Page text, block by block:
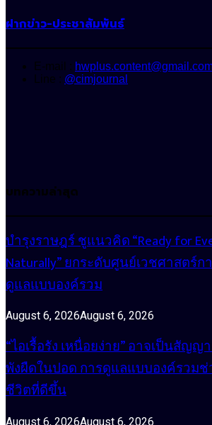
ฝากข่าว-ประชาสัมพันธ์
E-mail :
Line : @cimjournal
บทความล่าสุด
บำรุงราษฎร์ ชูแนวคิด “Ready for
Naturally” ยกระดับศูนย์เวชศาสตร์
ดูแลแบบองค์รวม
August 6, 2026August 6, 2026
“ไอเรื้อรัง เหนื่อยง่าย” อาจเป็นสัญ
พังผืดในปอด การดูแลแบบองค์รวม
ชีวิตที่ดีขึ้น
August 6, 2026August 6, 2026